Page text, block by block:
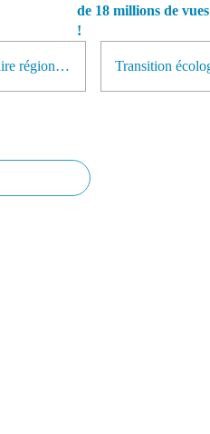
de 18 millions de vues
!
Développer sa marque alimentaire régionale : canevas méthodologique